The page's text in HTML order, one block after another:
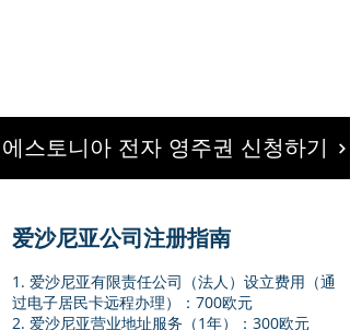
에스토니아 전자 영주권 신청하기
爱沙尼亚公司注册指南
1. 爱沙尼亚有限责任公司（法人）设立费用（通
过电子居民卡远程办理）：700欧元
2. 爱沙尼亚营业地址服务（1年）：300欧元